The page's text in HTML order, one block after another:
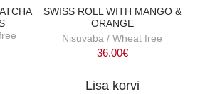
SWISS ROLL WITH MANGO &
ORANGE
Nisuvaba / Wheat free
36.00€
Lisa korvi